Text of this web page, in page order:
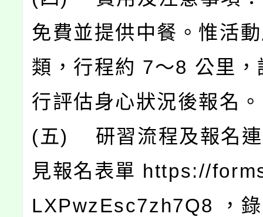
免費並提供中餐。惟活
類，行程約 7～8 公里，
行評估身心狀況後報名。
(五) 研習流程及報名連
見報名表單 https://
LXPwzEsc7zh7Q8 ，